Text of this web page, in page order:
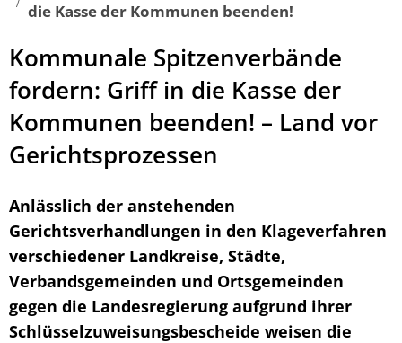
die Kasse der Kommunen beenden!
Kommunale Spitzenverbände
fordern: Griff in die Kasse der
Kommunen beenden! – Land vor
Gerichtsprozessen
Anlässlich der anstehenden
Gerichtsverhandlungen in den Klageverfahren
verschiedener Landkreise, Städte,
Verbandsgemeinden und Ortsgemeinden
gegen die Landesregierung aufgrund ihrer
Schlüsselzuweisungsbescheide weisen die